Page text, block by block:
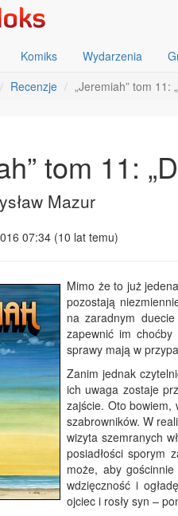
Komiks Wydarzenia
Recenzje „Jeremiah” tom 11:
tom 11:
Mazur
07:34 (10 lat temu)
Mimo że to już
pozostają
na zaradnym
zapewnić im
sprawy mają w
Zanim jednak
ich uwaga zostaje
zajście. Oto bowiem,
szabrowników. W
wizyta szemranych
posiadłości sporym
może, aby
wdzięczność i
ojciec i rosły syn –